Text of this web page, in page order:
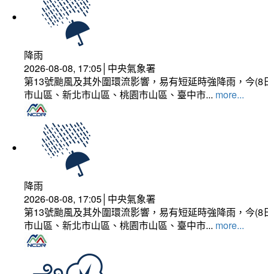
降雨
2026-08-08, 17:05│中央氣象署
第13號颱風及其外圍環流影響，易有短延時強降雨，今
市山區、新北市山區、桃園市山區、臺中市... more...
降雨
2026-08-08, 17:05│中央氣象署
第13號颱風及其外圍環流影響，易有短延時強降雨，今
市山區、新北市山區、桃園市山區、臺中市... more...